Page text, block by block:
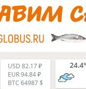
USD 82.17 ₽
EUR 94.84 ₽
BTC 64987 $
24.4°